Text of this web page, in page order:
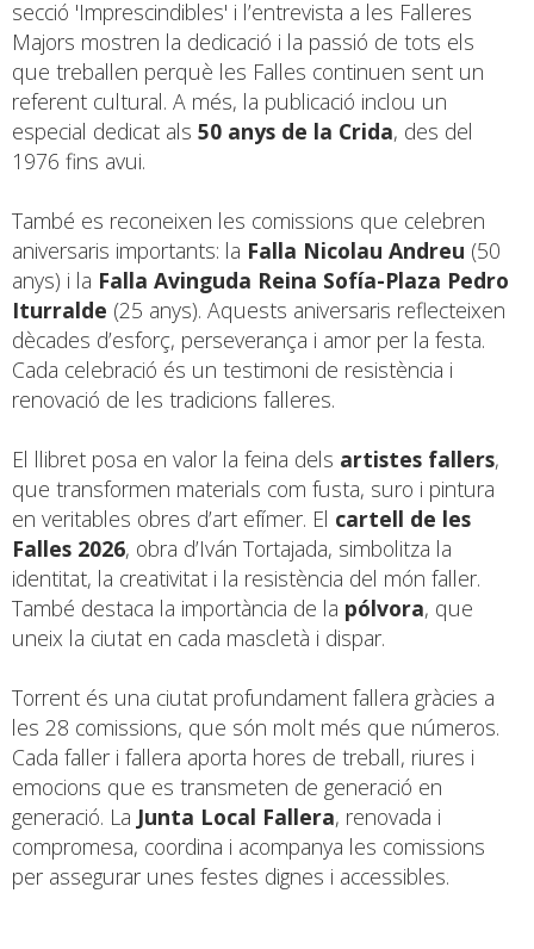
secció 'Imprescindibles' i l’entrevista a les Falleres
Majors mostren la dedicació i la passió de tots els
que treballen perquè les Falles continuen sent un
referent cultural. A més, la publicació inclou un
especial dedicat als 50 anys de la Crida, des del
1976 fins avui.
També es reconeixen les comissions que celebren
aniversaris importants: la Falla Nicolau Andreu (50
anys) i la Falla Avinguda Reina Sofía-Plaza Pedro
Iturralde (25 anys). Aquests aniversaris reflecteixen
dècades d’esforç, perseverança i amor per la festa.
Cada celebració és un testimoni de resistència i
renovació de les tradicions falleres.
El llibret posa en valor la feina dels artistes fallers,
que transformen materials com fusta, suro i pintura
en veritables obres d’art efímer. El cartell de les
Falles 2026, obra d’Iván Tortajada, simbolitza la
identitat, la creativitat i la resistència del món faller.
També destaca la importància de la pólvora, que
uneix la ciutat en cada mascletà i dispar.
Torrent és una ciutat profundament fallera gràcies a
les 28 comissions, que són molt més que números.
Cada faller i fallera aporta hores de treball, riures i
emocions que es transmeten de generació en
generació. La Junta Local Fallera, renovada i
compromesa, coordina i acompanya les comissions
per assegurar unes festes dignes i accessibles.